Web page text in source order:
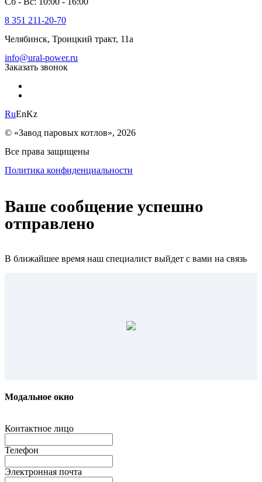
8 351 211-20-70
Челябинск, Троицкий тракт, 11а
info@ural-power.ru
Заказать звонок
RuEnKz
© «Завод паровых котлов», 2026
Все права защищены
Политика конфиденциальности
Ваше сообщение успешно
отправлено
В ближайшее время наш специалист выйдет с вами на связь
Модальное окно
Контактное лицо
Телефон
Электронная почта